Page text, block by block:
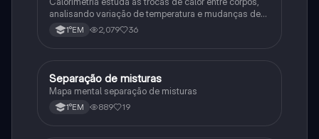
analisando variação de temperatura e mudanças de
estado físico. Usa conceitos como calor sensível,
latente e capacidade térmica.
1°EM 2,079 36
Química
Separação de misturas
Mapa mental separação de misturas
1°EM 889 19